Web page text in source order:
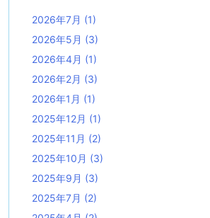
2026年7月 (1)
2026年5月 (3)
2026年4月 (1)
2026年2月 (3)
2026年1月 (1)
2025年12月 (1)
2025年11月 (2)
2025年10月 (3)
2025年9月 (3)
2025年7月 (2)